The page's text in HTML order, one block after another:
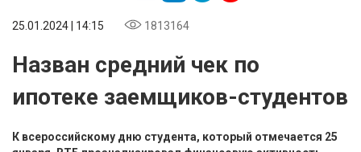
25.01.2024 | 14:15 1813164
Назван средний чек по
ипотеке заемщиков-студентов
К всероссийскому дню студента, который отмечается 25